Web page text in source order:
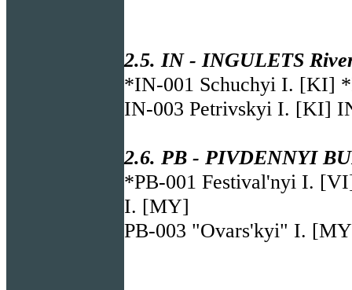
2.5. IN - INGULETS
*IN-001 Schuchyi I. [KI]
IN-003 Petrivskyi I. [KI]
2.6. PB - PIVDENNYI
*PB-001 Festival'nyi I.
I. [MY]
PB-003 "Ovars'kyi" I.